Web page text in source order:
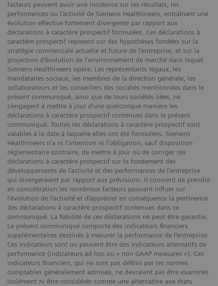
facteurs peuvent avoir une incidence sur les résultats, les
performances ou l’activité de Siemens Healthineers, entraînant une
évolution effective fortement divergente par rapport aux
déclarations à caractère prospectif formulées. Ces déclarations à
caractère prospectif reposent sur des hypothèses fondées sur la
stratégie commerciale actuelle et future de l’entreprise, et sur la
projection d’évolution de l'environnement de marché dans lequel
Siemens Healthineers opère. Les représentants légaux, les
mandataires sociaux, les membres de la direction générale, les
collaborateurs et les conseillers des sociétés mentionnées dans le
présent communiqué, ainsi que de leurs sociétés liées, ne
s’engagent à mettre à jour d’une quelconque manière les
déclarations à caractère prospectif contenues dans le présent
communiqué. Toutes les déclarations à caractère prospectif sont
valables à la date à laquelle elles ont été formulées. Siemens
Healthineers n'a ni l'intention ni l'obligation, sauf disposition
réglementaire contraire, de mettre à jour ou de corriger ces
déclarations à caractère prospectif sur le fondement des
développements de l’activité et des performances de l’entreprise
qui divergeraient par rapport aux prévisions. Il convient de prendre
en considération les nombreux facteurs pouvant influer sur
l’évolution de l’activité et d’apprécier en conséquence la pertinence
des déclarations à caractère prospectif contenues dans ce
communiqué. La fiabilité de ces déclarations ne peut être garantie.
Le présent communiqué comporte des indicateurs financiers
supplémentaires destinés à mesurer la performance de l’entreprise.
Ces indicateurs sont ou peuvent être des indicateurs alternatifs de
performance (indicateurs ad hoc ou « non GAAP measures »). Ces
indicateurs financiers, qui ne sont pas définis par les normes
comptables généralement admises, ne devraient pas être examinés
isolément ni être considérés comme une alternative aux états